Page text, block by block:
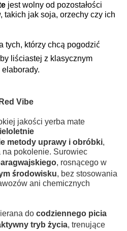
jest wolny od pozostałości
takich jak soja, orzechy czy ich
tych, którzy chcą pogodzić
liściastej z klasycznym
Vibe
jakości yerba mate
metody uprawy i obróbki,
pokolenie. Surowiec
, rosnącego w
środowisku, bez stosowania
ani chemicznych
do codziennego picia
tryb życia, trenujące